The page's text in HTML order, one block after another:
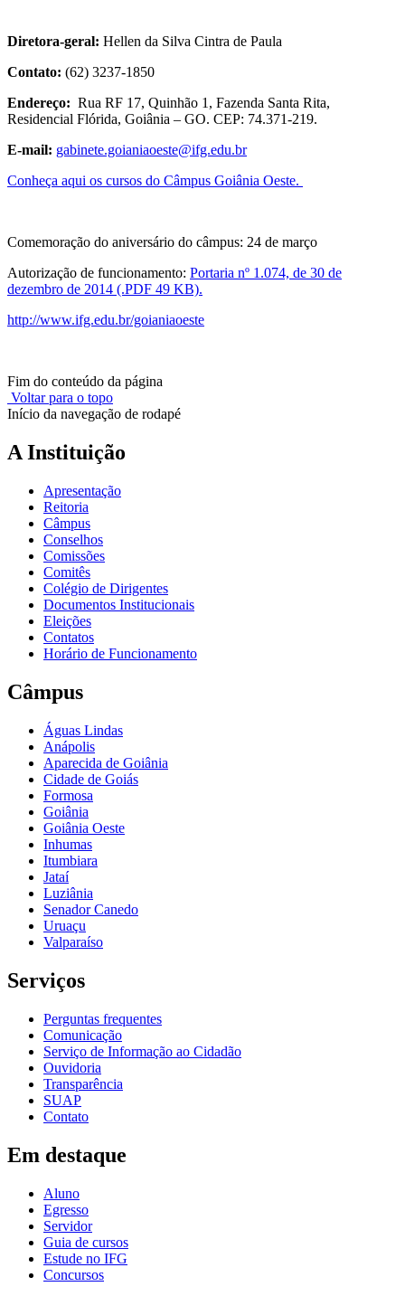
Diretora-geral: Hellen da Silva Cintra de Paula
Contato: (62) 3237-1850
Endereço: Rua RF 17, Quinhão 1, Fazenda Santa Rita,
Residencial Flórida, Goiânia – GO. CEP: 74.371-219.
E-mail: gabinete.goianiaoeste@ifg.edu.br
Conheça aqui os cursos do Câmpus Goiânia Oeste.
Comemoração do aniversário do câmpus: 24 de março
Autorização de funcionamento: Portaria nº 1.074, de 30 de
dezembro de 2014 (.PDF 49 KB).
http://www.ifg.edu.br/goianiaoeste
Fim do conteúdo da página
Voltar para o topo
Início da navegação de rodapé
A Instituição
Apresentação
Reitoria
Câmpus
Conselhos
Comissões
Comitês
Colégio de Dirigentes
Documentos Institucionais
Eleições
Contatos
Horário de Funcionamento
Câmpus
Águas Lindas
Anápolis
Aparecida de Goiânia
Cidade de Goiás
Formosa
Goiânia
Goiânia Oeste
Inhumas
Itumbiara
Jataí
Luziânia
Senador Canedo
Uruaçu
Valparaíso
Serviços
Perguntas frequentes
Comunicação
Serviço de Informação ao Cidadão
Ouvidoria
Transparência
SUAP
Contato
Em destaque
Aluno
Egresso
Servidor
Guia de cursos
Estude no IFG
Concursos